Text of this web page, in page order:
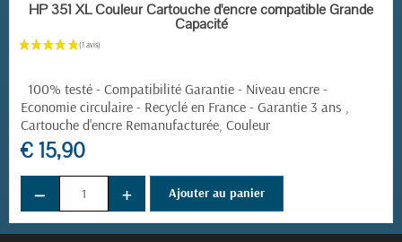
EN STOCK
HP 351 XL Couleur Cartouche d'encre compatible Grande
Capacité
100% testé - Compatibilité Garantie - Niveau encre -
Economie circulaire - Recyclé en France - Garantie 3 ans ,
Cartouche d'encre Remanufacturée, Couleur
€ 15,90
− + Ajouter au panier